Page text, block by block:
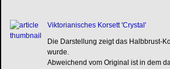
Viktorianisches Korsett 'Crystal'
Die Darstellung zeigt das Halbbrust-
wurde.
Abweichend vom Original ist in dem